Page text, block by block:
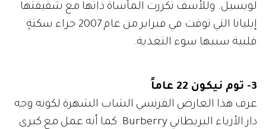
لويسيل. وللأسف تكررت المأساة ذاتها مع شقيقتها
إيليانا التي توفت في فبراير من عام 2007 جراء سكتةٍ
قلبية سببها سوء التغذية.
3- توم نيكون 22 عاماً
عرف هذا العارض الفرنسي الشاب الشهرة لكونه وجه
دار الأزياء البريطاني Burberry. كما أنه عمل مع كبرى